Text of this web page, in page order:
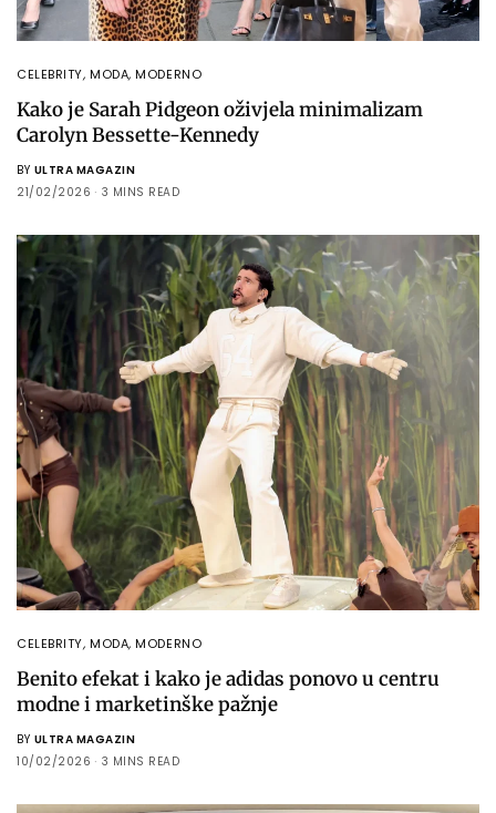
CELEBRITY,MODA,MODERNO
Kako je Sarah Pidgeon oživjela minimalizam
Carolyn Bessette-Kennedy
BY ULTRA MAGAZIN
21/02/2026
3 MINS READ
CELEBRITY,MODA,MODERNO
Benito efekat i kako je adidas ponovo u centru
modne i marketinške pažnje
BY ULTRA MAGAZIN
10/02/2026
3 MINS READ